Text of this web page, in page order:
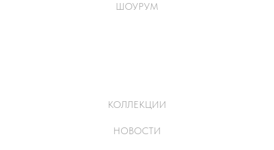
ШОУРУМ
КОЛЛЕКЦИИ
НОВОСТИ